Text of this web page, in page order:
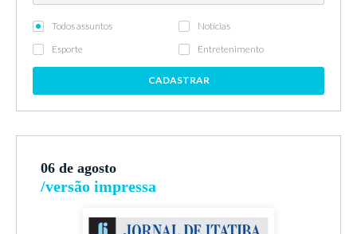
Todos assuntos
Notícias
Esporte
Entretenimento
CADASTRAR
06 de agosto
/versão impressa